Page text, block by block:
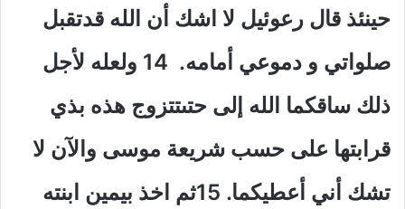
حينئذ قال رعوئيل لا اشك أن الله قدتقبل
صلواتي و دموعي أمامه. 14 ولعله لأجل
ذلك ساقكما الله إلى حتىتتزوج هذه بذي
قرابتها على حسب شريعة موسى والآن لا
تشك أني أعطيكما. 15ثم اخذ بيمين ابنته